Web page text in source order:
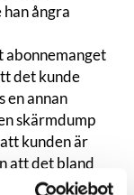
ångra
abonnemanget
det kunde
en annan
skärmdump
kunden är
att det bland
att det är